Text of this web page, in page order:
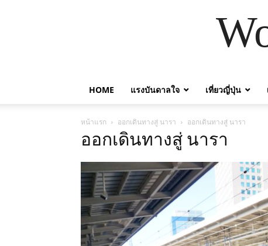
HOME แรงบันดาลใจ เที่ยวญี่ปุ่น
หน้าแรก ออกเดินทางสู่ นารา ออกเดินทางสู่ นารา
ออกเดินทางสู่ นารา